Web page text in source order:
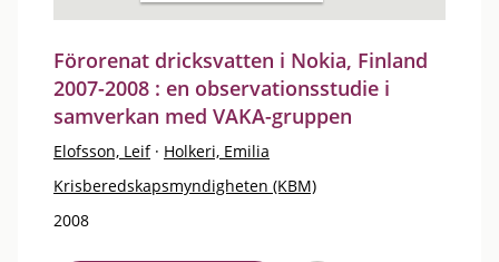
Förorenat dricksvatten i Nokia, Finland
2007-2008 : en observationsstudie i
samverkan med VAKA-gruppen
Elofsson, Leif · Holkeri, Emilia
Krisberedskapsmyndigheten (KBM)
2008